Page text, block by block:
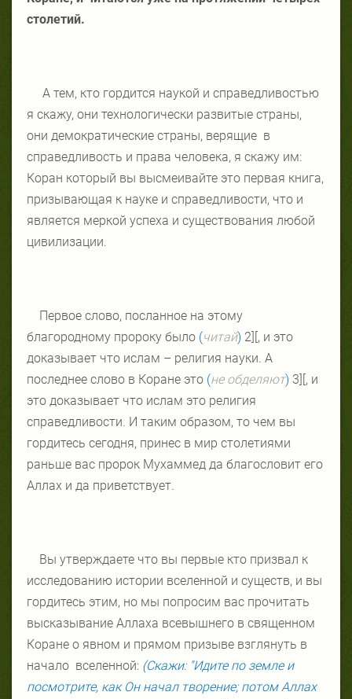
столетий.
А тем, кто гордится наукой и справедливостью
я скажу, они технологически развитые страны,
они демократические страны, верящие в
справедливость и права человека, я скажу им:
Коран который вы высмеивайте это первая книга,
призывающая к науке и справедливости, что и
является меркой успеха и существования любой
цивилизации.
Первое слово, посланное на этому
благородному пророку было (читай) [2 ], и это
доказывает что ислам – религия науки. А
последнее слово в Коране это (не обделяют) [3 ], и
это доказывает что ислам это религия
справедливости. И таким образом, то чем вы
гордитесь сегодня, принес в мир столетиями
раньше вас пророк Мухаммед да благословит его
Аллах и да приветствует.
Вы утверждаете что вы первые кто призвал к
исследованию истории вселенной и существ, и вы
гордитесь этим, но мы попросим вас прочитать
высказывание Аллаха всевышнего в священном
Коране о явном и прямом призыве взглянуть в
начало вселенной: (Скажи: "Идите по земле и
посмотрите, как Он начал творение; потом Аллах